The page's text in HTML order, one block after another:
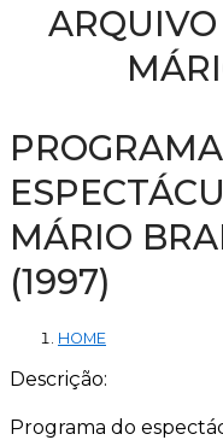
MÁRIO
(1997)
HOME
Descrição:
Programa do